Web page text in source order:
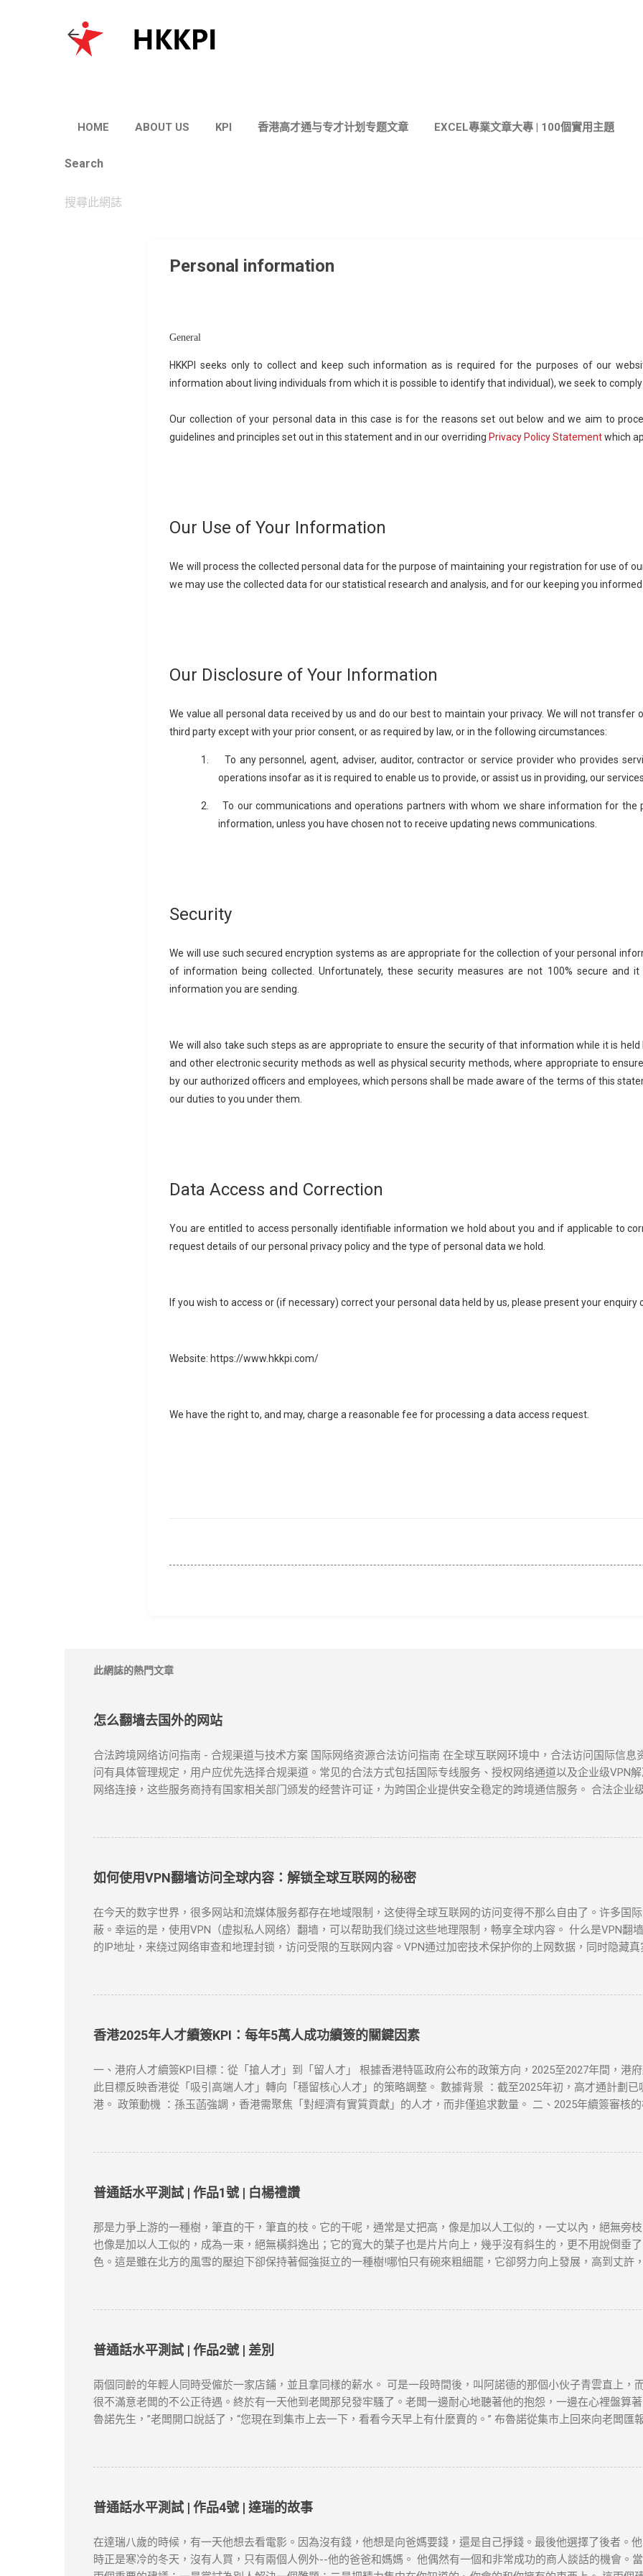
HOME ABOUT US KPI 香港高才通与专才计划专题文章 EXCEL專業文章大專 | 100個實用主題
Search
Personal information
General
HKKPI seeks only to collect and keep such information as is required for the purposes of our
information about living individuals from which it is possible to identify that individual), we seek to
Our collection of your personal data in this case is for the reasons set out below and we aim to
guidelines and principles set out in this statement and in our overriding Privacy Policy Statementwhich
Our Use of Your Information
We will process the collected personal data for the purpose of maintaining your registration for use of
we may use the collected data for our statistical research and analysis, and for our keeping you
Our Disclosure of Your Information
We value all personal data received by us and do our best to maintain your privacy. We will not
third party except with your prior consent, or as required by law, or in the following circumstances:
1.
To any personnel, agent, adviser, auditor, contractor or service provider who provides
operations insofar as it is required to enable us to provide, or assist us in providing, our
2.
To our communications and operations partners with whom we share information for the
information, unless you have chosen not to receive updating news communications.
Security
We will use such secured encryption systems as are appropriate for the collection of your personal
of information being collected. Unfortunately, these security measures are not 100% secure and
information you are sending.
We will also take such steps as are appropriate to ensure the security of that information while it is
and other electronic security methods as well as physical security methods, where appropriate to
by our authorized officers and employees, which persons shall be made aware of the terms of this
our duties to you under them.
Data Access and Correction
You are entitled to access personally identifiable information we hold about you and if applicable to
request details of our personal privacy policy and the type of personal data we hold.
If you wish to access or (if necessary) correct your personal data held by us, please present your enquiry
Website: https://www.hkkpi.com/
We have the right to, and may, charge a reasonable fee for processing a data access request.
此網誌的熱門文章
怎么翻墙去国外的网站
合法跨境网络访问指南 - 合规渠道与技术方案 国际网络资源合法访问指南 在全球互联网环境中，合法访问国际信
问有具体管理规定，用户应优先选择合规渠道。常见的合法方式包括国际专线服务、授权网络通道以及企业级VPN
网络连接，这些服务商持有国家相关部门颁发的经营许可证，为跨国企业提供安全稳定的跨境通信服务。 合法企业
50个节点覆盖 SLA服务等级保证 金融级加密传输 中国联通云联网 提供跨境云连接服务，支持企业混合云架构，实
云平台接入 智能路由优化 可视化运维管理 阿里云VPN网关 阿里云提供的企业级VPN服务，支持IPSec VPN连接，
如何使用VPN翻墙访问全球内容：解锁全球互联网的秘密
在今天的数字世界，很多网站和流媒体服务都存在地域限制，这使得全球互联网的访问变得不那么自由了。许多国
蔽。幸运的是，使用VPN（虚拟私人网络）翻墙，可以帮助我们绕过这些地理限制，畅享全球内容。 什么是VPN翻
的IP地址，来绕过网络审查和地理封锁，访问受限的互联网内容。VPN通过加密技术保护你的上网数据，同时隐藏
方案。 如何选择合适的VPN工具？ 选择VPN时，有几个因素需要考虑：速度、服务器位置、安全性和用户友好性。
务，它们不仅在突破地域限制方面表现出色，而且能够提供强大的安全保障： NordVPN ：知名度高，全球多个国
下载并安装VPN客户端 ：选择你喜欢的VPN服务商，下载安装客户端。 连接到合适的服务器 ：选择一个你想连接的
：如果VPN无法连接，首先检查服务器是否正常，或者尝试更换一个服务器位置。你也可以检查本地网络设置是否
到VPN连接并限制访问。如果出现这种情况，尝试更换不同的服务器或使用专门支持Netflix的VPN服务。 连接速度
慢，可以尝试切换到不同的VPN服务器，或者选择具有更高速度的VPN服务。 VPN的应用 很多国外的网站和应用都
香港2025年人才續簽KPI：每年5萬人成功續簽的關鍵因素
一、港府人才續簽KPI目標：從「搶人才」到「留人才」 根據香港特區政府公布的政策方向，2025至2027年間，港
此目標反映香港從「吸引高端人才」轉向「穩留核心人才」的策略調整。 數據背景 ：截至2025年初，高才通計劃
港。 政策動機 ：孫玉菡強調，香港需聚焦「對經濟有實質貢獻」的人才，而非僅追求數量。 二、2025年續簽審核
類）。 合約與職位匹配 ：受聘工作須與學歷及專業相符，並提供完整合約、稅單及強積金（MPF）記錄。 2. 香港
明（租約、水電單）、公司地址及薪俸稅/利得稅單，證明與香港的實質連結。 通常居住證明 ：每年需在港居住至
符合「合理規模業務」標準。 4. 家庭成員在港生活 配偶與子女因素 ：若配偶在港工作、子女就讀本地學校，可作
等）。 2. 常見拒簽原因與避坑建議 誤區一：依賴「空殼公司」 高才自雇續簽需避免「虛假掛靠」，空殼公司拒批
未提供合理解釋，可能被視為「非通常居住」。 誤區三：收入不達標 月薪需達2萬港幣以上，且收入來源需與香港
1. 專業規劃與長期布局 薪俸稅與利得稅區分 ：自雇者需注意「薪俸稅」與「利得稅」差異，續簽需以薪俸稅為主。
普通話水平測試 | 作品1號 | 白楊禮讚
那是力爭上游的一種樹，筆直的干，筆直的枝。它的干呢，通常是丈把高，像是加以人工似的，一丈以內，絕無旁
也像是加以人工似的，成為一束，絕無橫斜逸出；它的寬大的葉子也是片片向上，幾乎沒有斜生的，更不用說倒垂
色。這是雖在北方的風雪的壓迫下卻保持著倔強挺立的一種樹!哪怕只有碗來粗細罷，它卻努力向上發展，高到丈許
類而言，那麼，白楊樹算不得樹中的好女子；但是它卻是偉岸，正直，樸質，嚴肅，也不缺乏溫和，更不用提它的
融的高原上走過，看見平坦的大地上傲然挺立這麼一株或一排白楊樹，難道你就只覺得樹只是樹，難道你就不想到
僅供學習用途。請各位讀者閲讀前自行衡量風險，本文筆者及網站不對讀者閲讀前後的任何行爲負責。如有錯漏或
普通話水平測試 | 作品2號 | 差別
兩個同齡的年輕人同時受僱於一家店鋪，並且拿同樣的薪水。 可是一段時間後，叫阿諾德的那個小伙子青雲直上，
很不滿意老闆的不公正待遇。終於有一天他到老闆那兒發牢騷了。老闆一邊耐心地聽著他的抱怨，一邊在心裡盤算
魯諾先生，”老闆開口說話了，“您現在到集市上去一下，看看今天早上有什麼賣的。” 布魯諾從集市上回來向老闆匯
闆對他說，“現在請您坐到這把椅子上一句話也不要說，看看阿諾德怎麼說。” 阿諾德很快就從集市上回來了。向老
四十口袋，價格是多少多少；土豆質量很不錯，他帶回來一個讓老闆看看。這個農民一個鐘頭以後還會弄來幾箱西
險，本文筆者及網站不對讀者閲讀前後的任何行爲負責。如有錯漏或任何問題，筆者及網站概不負責，並保留對文
普通話水平測試 | 作品4號 | 達瑞的故事
在達瑞八歲的時候，有一天他想去看電影。因為沒有錢，他想是向爸媽要錢，還是自己掙錢。最後他選擇了後者。
時正是寒冷的冬天，沒有人買，只有兩個人例外--他的爸爸和媽媽。 他偶然有一個和非常成功的商人談話的機會。